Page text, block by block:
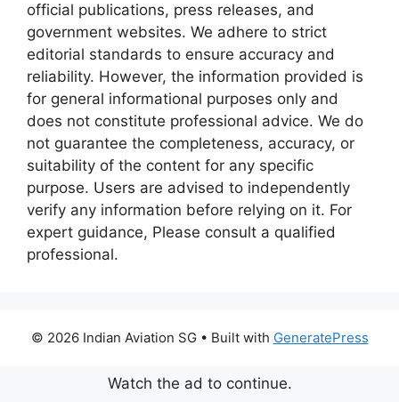
official publications, press releases, and
government websites. We adhere to strict
editorial standards to ensure accuracy and
reliability. However, the information provided is
for general informational purposes only and
does not constitute professional advice. We do
not guarantee the completeness, accuracy, or
suitability of the content for any specific
purpose. Users are advised to independently
verify any information before relying on it. For
expert guidance, Please consult a qualified
professional.
© 2026 Indian Aviation SG• Built with GeneratePress
Watch the ad to continue.